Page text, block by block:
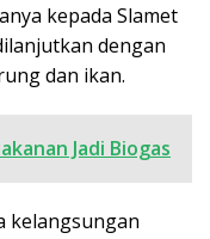
kepada Slamet
dengan
dan ikan.
Jadi Biogas
kelangsungan